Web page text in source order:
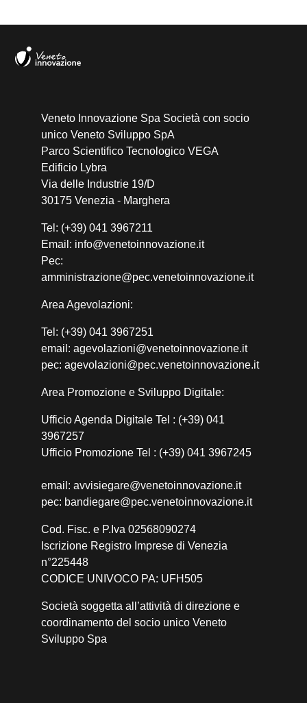
Veneto Innovazione Spa Società con socio
unico Veneto Sviluppo SpA
Parco Scientifico Tecnologico VEGA
Edificio Lybra
Via delle Industrie 19/D
30175 Venezia - Marghera
Tel: (+39) 041 3967211
Email: info@venetoinnovazione.it
Pec:
amministrazione@pec.venetoinnovazione.it
Area Agevolazioni:
Tel: (+39) 041 3967251
email: agevolazioni@venetoinnovazione.it
pec: agevolazioni@pec.venetoinnovazione.it
Area Promozione e Sviluppo Digitale:
Ufficio Agenda Digitale Tel : (+39) 041
3967257
Ufficio Promozione Tel : (+39) 041 3967245
email: avvisiegare@venetoinnovazione.it
pec: bandiegare@pec.venetoinnovazione.it
Cod. Fisc. e P.Iva 02568090274
Iscrizione Registro Imprese di Venezia
n°225448
CODICE UNIVOCO PA: UFH505
Società soggetta all’attività di direzione e
coordinamento del socio unico Veneto
Sviluppo Spa